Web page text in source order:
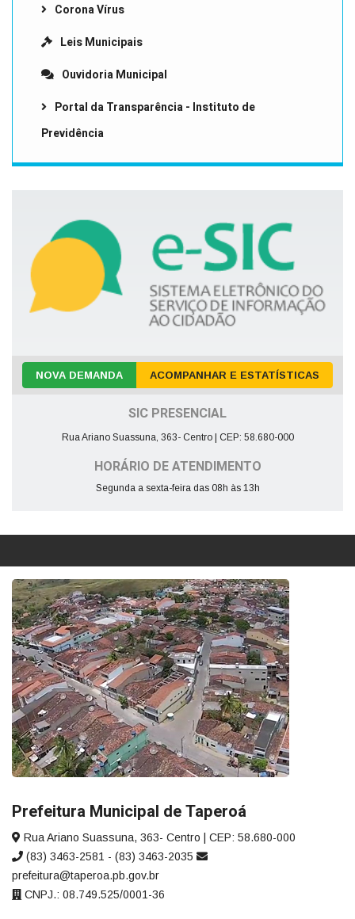
Corona Vírus
Leis Municipais
Ouvidoria Municipal
Portal da Transparência - Instituto de
Previdência
NOVA DEMANDA ACOMPANHAR E ESTATÍSTICAS
SIC PRESENCIAL
Rua Ariano Suassuna, 363- Centro | CEP: 58.680-000
HORÁRIO DE ATENDIMENTO
Segunda a sexta-feira das 08h às 13h
Prefeitura Municipal de Taperoá
Rua Ariano Suassuna, 363- Centro | CEP: 58.680-000
(83) 3463-2581 - (83) 3463-2035
prefeitura@taperoa.pb.gov.br
CNPJ.: 08.749.525/0001-36